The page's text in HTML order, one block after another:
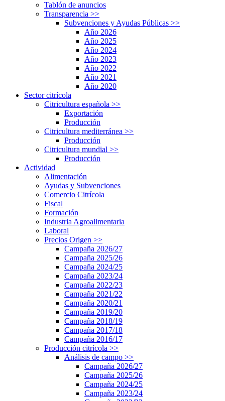
Tablón de anuncios
Transparencia >>
Subvenciones y Ayudas Públicas >>
Año 2026
Año 2025
Año 2024
Año 2023
Año 2022
Año 2021
Año 2020
Sector citrícola
Citricultura española >>
Exportación
Producción
Citricultura mediterránea >>
Producción
Citricultura mundial >>
Producción
Actividad
Alimentación
Ayudas y Subvenciones
Comercio Citrícola
Fiscal
Formación
Industria Agroalimentaria
Laboral
Precios Origen >>
Campaña 2026/27
Campaña 2025/26
Campaña 2024/25
Campaña 2023/24
Campaña 2022/23
Campaña 2021/22
Campaña 2020/21
Campaña 2019/20
Campaña 2018/19
Campaña 2017/18
Campaña 2016/17
Producción citrícola >>
Análisis de campo >>
Campaña 2026/27
Campaña 2025/26
Campaña 2024/25
Campaña 2023/24